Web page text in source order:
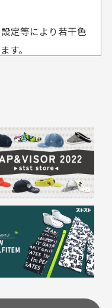
ます
かったスカートが購
30代女性
つも素敵な商品を
日発送させて頂いて
律で800円とさせて頂
して頂けた場合は送
に複数商品を入れて
ます。
定等により若干色
す。
すので、若干の誤
スを行っておりま
、古着特有の香
合がございます。